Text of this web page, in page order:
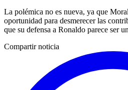
La polémica no es nueva, ya que
oportunidad para desmerecer las
que su defensa a Ronaldo parece ser
Compartir noticia